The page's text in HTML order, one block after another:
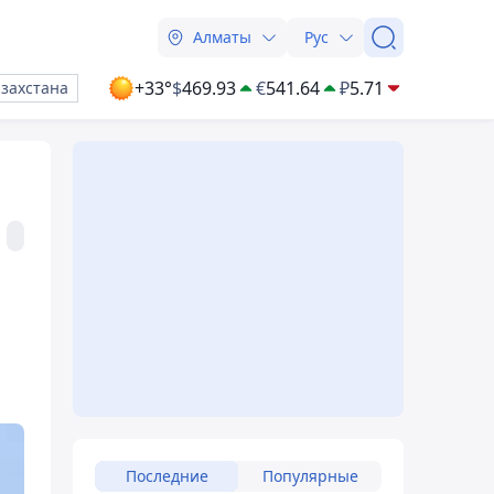
Алматы Рус
+33°$469.93 €541.64 ₽5.71
Последние Популярные